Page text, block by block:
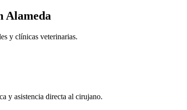
Alameda
y clínicas veterinarias.
y asistencia directa al cirujano.